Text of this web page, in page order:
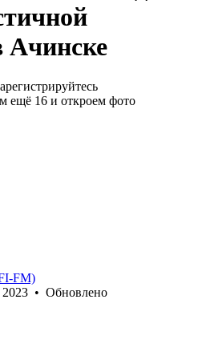
Ачинске
ещё 16 и откроем фото
FM)
2023 • Обновлено